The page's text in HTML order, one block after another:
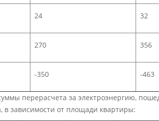
24 32
270 356
-350 -463
перерасчета за электроэнергию,
в зависимости от площади квартиры: